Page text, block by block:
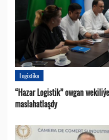
Logistika
“Hazar Logistik” owgan
maslahatlaşdy